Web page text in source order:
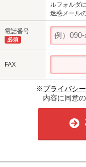
ルフォルダ
迷惑メール
電話番号
必須
FAX
※プライバシ
内容に同意